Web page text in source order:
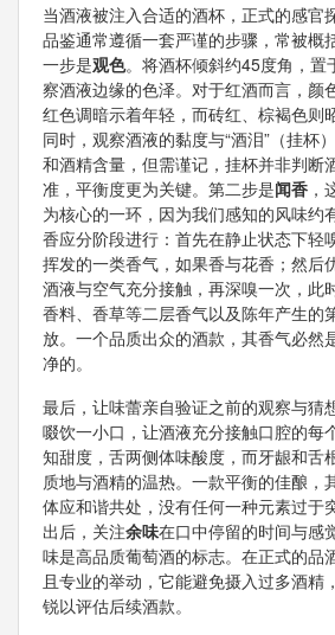
当酒液被注入合适的酒杯，正式的感官
品鉴通常遵循一套严谨的步骤，常被概
一步是观色。将酒杯倾斜约45度角，置
察酒液边缘的色泽。对于红酒而言，颜
红色调暗示着年轻，而砖红、棕褐色则
同时，观察酒液的黏度与“酒泪”（挂杯
和酒精含量，但需谨记，挂杯并非判断
准，平衡度更为关键。第二步是闻香 ，
为核心的一环，因为我们感知的风味约
香应分阶段进行：首先在静止状态下轻
挥发的一类香气，如果香与花香；然后
酒液与空气充分接触，再深嗅一次，此
香料、香草等二层香气以及陈年产生的
放。一个品质出众的酒款，其香气必然
净的。
最后，让味蕾亲自验证之前的观察与猜
啜饮一小口，让酒液充分接触口腔的每
知甜度，舌两侧体味酸度，而牙龈和舌
质地与酒精的温热。一款平衡的佳酿，
体应和谐共处，没有任何一种元素过于
出后，关注余味在口中停留的时间与感
味是高品质葡萄酒的标志。在正式的品
且专业的举动，它能避免摄入过多酒精
锐以评估后续酒款。